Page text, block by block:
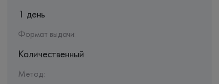
1 день
Формат выдачи:
Количественный
Метод: